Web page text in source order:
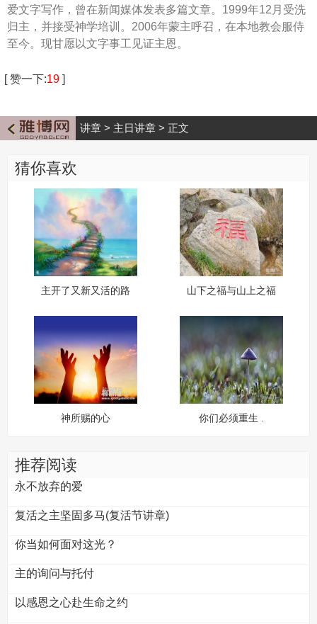
爱文字写作，曾在新闻媒体发表多篇文章。1999年12月受洗
归主，并接受神学培训。2006年蒙主呼召，在本地教会服侍
至今。现甘愿以文字事工见证主恩。
赞一下:19
讲章 > 主日讲章 > 正文
猜你喜欢
主开了又新又活的路 山下之福与山上之福
神所赐的心 你们必须重生 .
推荐阅读
永不放弃的爱
复活之主坚固多马(复活节讲章)
你当如何面对这光？
主的询问与托付
以感恩之心赴生命之约